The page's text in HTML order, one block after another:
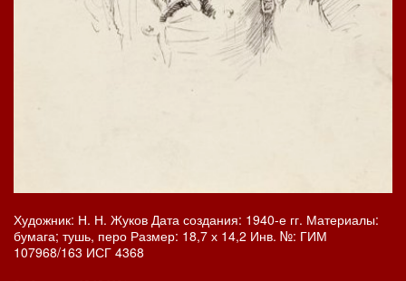
Художник: Н. Н. Жуков Дата создания: 1940-е гг. Материалы:
бумага; тушь, перо Размер: 18,7 х 14,2 Инв. №: ГИМ
107968/163 ИСГ 4368